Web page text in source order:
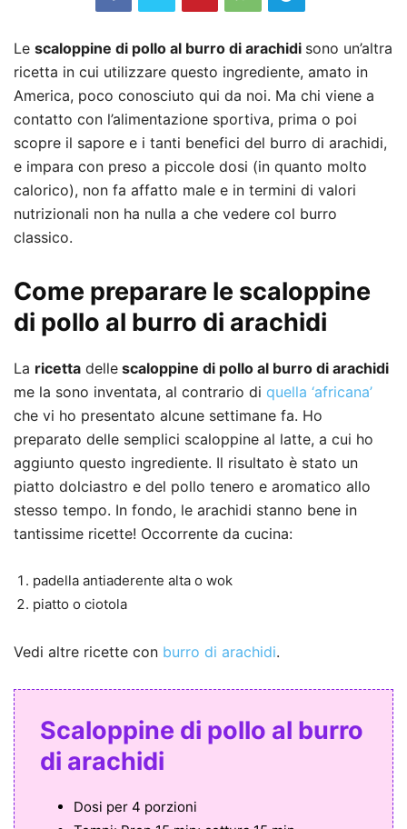
Le scaloppine di pollo al burro di arachidi sono un’altra
ricetta in cui utilizzare questo ingrediente, amato in
America, poco conosciuto qui da noi. Ma chi viene a
contatto con l’alimentazione sportiva, prima o poi
scopre il sapore e i tanti benefici del burro di arachidi,
e impara con preso a piccole dosi (in quanto molto
calorico), non fa affatto male e in termini di valori
nutrizionali non ha nulla a che vedere col burro
classico.
Come preparare le scaloppine
di pollo al burro di arachidi
La ricetta delle scaloppine di pollo al burro di arachidi
me la sono inventata, al contrario di quella ‘africana’
che vi ho presentato alcune settimane fa. Ho
preparato delle semplici scaloppine al latte, a cui ho
aggiunto questo ingrediente. Il risultato è stato un
piatto dolciastro e del pollo tenero e aromatico allo
stesso tempo. In fondo, le arachidi stanno bene in
tantissime ricette! Occorrente da cucina:
padella antiaderente alta o wok
piatto o ciotola
Vedi altre ricette con burro di arachidi.
Scaloppine di pollo al burro
di arachidi
Dosi per 4 porzioni